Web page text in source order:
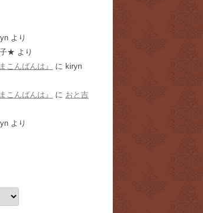
より
★ より
こんばんは』
に kiryn
こんばんは』
に おと吉
より